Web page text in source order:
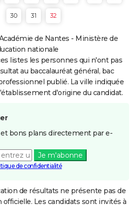
30 31 32
de Nantes - Ministère de
nationale
listes les personnes qui n'ont pas
au baccalauréat général, bac
publié. La ville indiquée
d'origine du candidat.
bons plans directement par e-
Je m'abonne
de confidentialité
de résultats ne présente pas de
Les candidats sont invités à